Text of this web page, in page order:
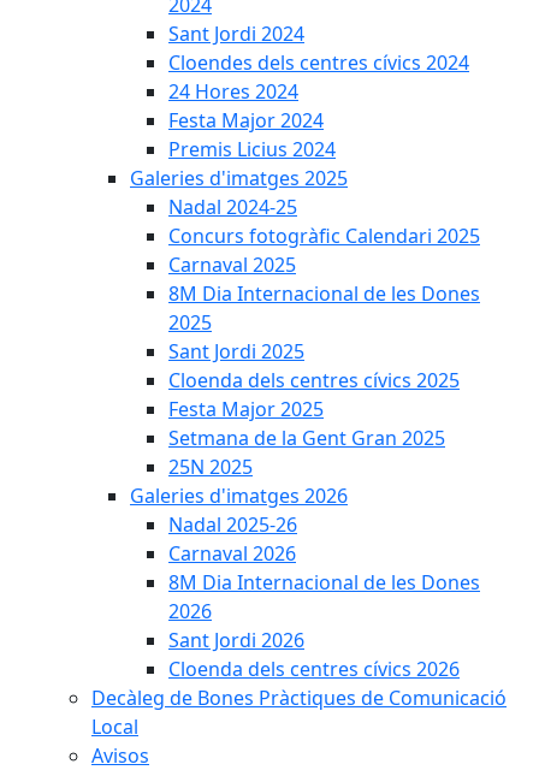
Sant Jordi 2024
Cloendes dels centres cívics 2024
24 Hores 2024
Festa Major 2024
Premis Licius 2024
Galeries d'imatges 2025
Nadal 2024-25
Concurs fotogràfic Calendari 2025
Carnaval 2025
8M Dia Internacional de les Dones
2025
Sant Jordi 2025
Cloenda dels centres cívics 2025
Festa Major 2025
Setmana de la Gent Gran 2025
25N 2025
Galeries d'imatges 2026
Nadal 2025-26
Carnaval 2026
8M Dia Internacional de les Dones
2026
Sant Jordi 2026
Cloenda dels centres cívics 2026
Decàleg de Bones Pràctiques de Comunicació
Local
Avisos